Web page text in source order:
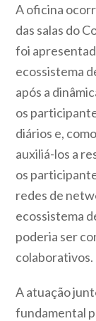
A oficina
das salas do
foi
ecossistema
após a
os
diários e,
auxiliá-los a
os
redes de
ecossistema
poderia ser
colaborativos.
A atuação
fundamental